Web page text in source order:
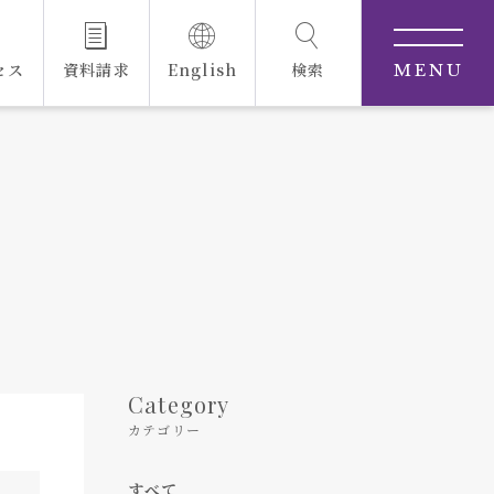
ス 資料請求 English 検索 MENU
Category
カテゴリー
すべて